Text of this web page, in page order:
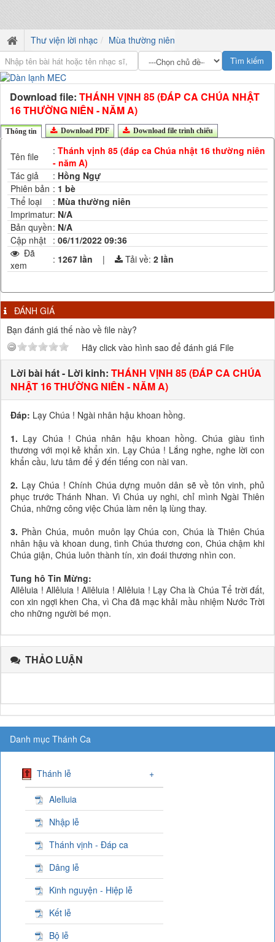
Thư viện lời nhạc Mùa thường niên
Download file: THÁNH VỊNH 85 (ĐÁP CA CHÚA NHẬT
16 THƯỜNG NIÊN - NĂM A)
Thông tin Download PDF Download file trình chiếu
Tên file : Thánh vịnh 85 (đáp ca Chúa nhật 16 thường niên
- năm A)
Tác giả
: Hồng Ngự
Phiên bản : 1 bè
Thể loại
: Mùa thường niên
Imprimatur: N/A
Bản quyền: N/A
Cập nhật : 06/11/2022 09:36
Đã
xem
: 1267 lần | Tải về: 2 lần
ĐÁNH GIÁ
Bạn đánh giá thế nào về file này?
Hãy click vào hình sao để đánh giá File
Lời bài hát - Lời kinh: THÁNH VỊNH 85 (ĐÁP CA CHÚA
NHẬT 16 THƯỜNG NIÊN - NĂM A)
Đáp: Lạy Chúa ! Ngài nhân hậu khoan hồng.
1. Lạy Chúa ! Chúa nhân hậu khoan hồng. Chúa giàu tình
thương với mọi kẻ khẩn xin. Lạy Chúa ! Lắng nghe, nghe lời con
khẩn cầu, lưu tâm để ý đến tiếng con nài van.
2. Lạy Chúa ! Chính Chúa dựng muôn dân sẽ về tôn vinh, phủ
phục trước Thánh Nhan. Vì Chúa uy nghi, chỉ mình Ngài Thiên
Chúa, những công việc Chúa làm nên lạ lùng thay.
3. Phần Chúa, muôn muôn lạy Chúa con, Chúa là Thiên Chúa
nhân hậu và khoan dung, tình Chúa thương con, Chúa chậm khi
Chúa giận, Chúa luôn thành tín, xin đoái thương nhìn con.
Tung hô Tin Mừng:
Allêluia ! Allêluia ! Allêluia ! Allêluia ! Lạy Cha là Chúa Tể trời đất,
con xin ngợi khen Cha, vì Cha đã mạc khải mầu nhiệm Nước Trời
cho những người bé mọn.
THẢO LUẬN
Danh mục Thánh Ca
Thánh lễ +
Alelluia
Nhập lễ
Thánh vịnh - Đáp ca
Dâng lễ
Kinh nguyện - Hiệp lễ
Kết lễ
Bộ lễ